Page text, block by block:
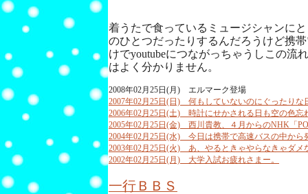
着うたで食っているミュージシャンに
のひとつだったりするんだろうけど携
けでyoutubeにつながっちゃうしこの流
はよく分かりません。
2008年02月25日(月) エルマーク登場
2007年02月25日(日) 何もしていないのにぐったりな
2006年02月25日(土) 時計にせかされる日も空の色忘
2005年02月25日(金) 西川貴教、４月からのNHK「
2004年02月25日(水) 今日は携帯で高速バスの中から
2003年02月25日(火) あ、やるときゃやらなきゃダメ
2002年02月25日(月) 大学入試お疲れさまー。
一行ＢＢＳ